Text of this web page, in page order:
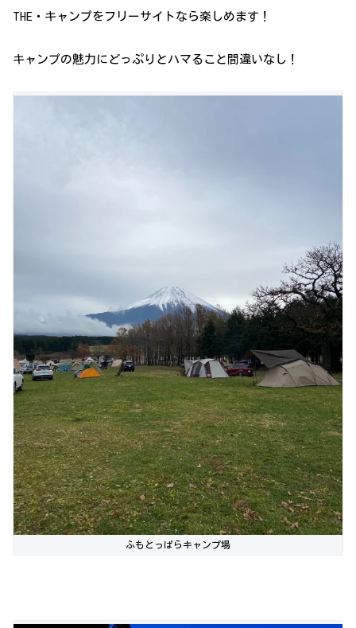
THE・キャンプをフリーサイトなら楽しめます！
キャンプの魅力にどっぷりとハマること間違いなし！
ふもとっぱらキャンプ場